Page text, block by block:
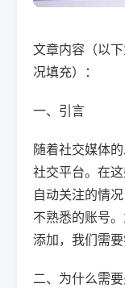
文章内容（以
况填充）：
一、引言
随着社交媒体
社交平台。在
自动关注的情
不熟悉的账号
添加，我们需
二、为什么需